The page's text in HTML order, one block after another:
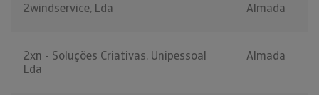
2windservice, Lda Almada
2xn - Soluções Criativas, Unipessoal
Lda
Almada